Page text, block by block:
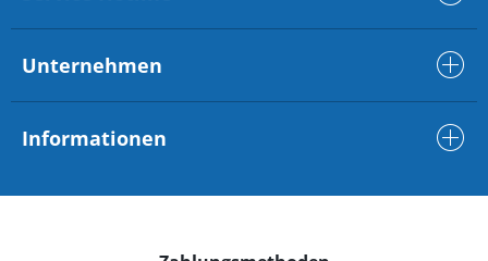
Unternehmen
Informationen